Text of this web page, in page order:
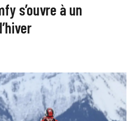
s’ouvre à un